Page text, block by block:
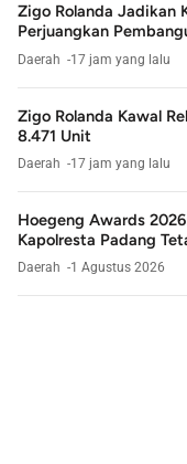
Zigo Rolanda Jadikan
Perjuangkan
Daerah 17 jam yang lalu
Zigo Rolanda Kawal
8.471 Unit
Daerah 17 jam yang lalu
Hoegeng Awards
Kapolresta Padang
Daerah 1 Agustus 2026